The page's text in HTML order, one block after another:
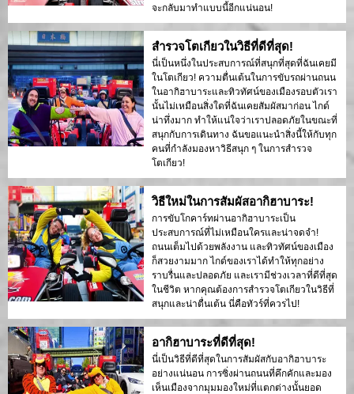
จะกลับมาทำแบบนี้อีกแน่นอน!
สำรวจโตเกียวในวิธีที่ดีที่สุด!
นี่เป็นหนึ่งในประสบการณ์ที่สนุกที่สุดที่ฉันเคยมี
ในโตเกียว! ความตื่นเต้นในการขับรถผ่านถนน
ในอากิฮาบาระและทิวทัศน์ของเมืองรอบตัวเรา
นั้นไม่เหมือนสิ่งใดที่ฉันเคยสัมผัสมาก่อน ไกด์
น่าทึ่งมาก ทำให้แน่ใจว่าเราปลอดภัยในขณะที่
สนุกกับการเดินทาง ฉันขอแนะนำสิ่งนี้ให้กับทุก
คนที่กำลังมองหาวิธีสนุก ๆ ในการสำรวจ
โตเกียว!
วิธีใหม่ในการสัมผัสอากิฮาบาระ!
การขับโกคาร์ทผ่านอากิฮาบาระเป็น
ประสบการณ์ที่ไม่เหมือนใครและน่าจดจำ!
ถนนเต็มไปด้วยพลังงาน และทิวทัศน์ของเมือง
ก็สวยงามมาก ไกด์ของเราได้ทำให้ทุกอย่าง
ราบรื่นและปลอดภัย และเรามีช่วงเวลาที่ดีที่สุด
ในชีวิต หากคุณต้องการสำรวจโตเกียวในวิธีที่
สนุกและน่าตื่นเต้น นี่คือทัวร์ที่ควรไป!
อากิฮาบาระที่ดีที่สุด!
นี่เป็นวิธีที่ดีที่สุดในการสัมผัสกับอากิฮาบาระ
อย่างแน่นอน การซิ่งผ่านถนนที่คึกคักและมอง
เห็นเมืองจากมุมมองใหม่ที่แตกต่างนั้นยอด